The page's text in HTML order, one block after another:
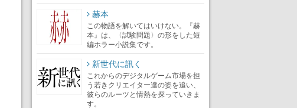
赫本
この物語を解いてはいけない。『赫
本』は、〈試験問題〉の形をした短
編ホラー小説集です。
新世代に訊く
これからのデジタルゲーム市場を担
う若きクリエイター達の姿を追い、
彼らのルーツと情熱を探っていきま
す。